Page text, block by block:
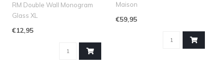
RM Double Wall Monogram
Glass XL
€12,95
Maison
€59,95